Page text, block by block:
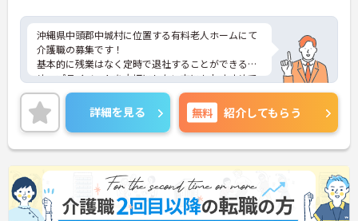
沖縄県中頭郡中城村に位置する有料老人ホームにて
介護職の募集です！
基本的に残業はなく定時で退社することができるた
め、プライベートを大切にしたい方にもおすすめで
す。
ご興味ある方には、面接対策ポイントなど、さらに
詳細をお話しいたしますのでお気軽にご相談くださ
い！
詳細を見る 無料 紹介してもらう